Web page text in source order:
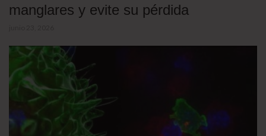
manglares y evite su pérdida